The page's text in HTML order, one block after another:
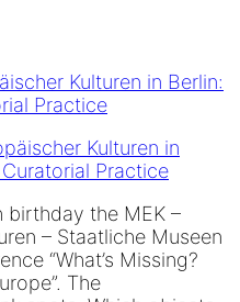
Kulturen in Berlin:
Practice
the MEK –
– Staatliche Museen
“What’s Missing?
The